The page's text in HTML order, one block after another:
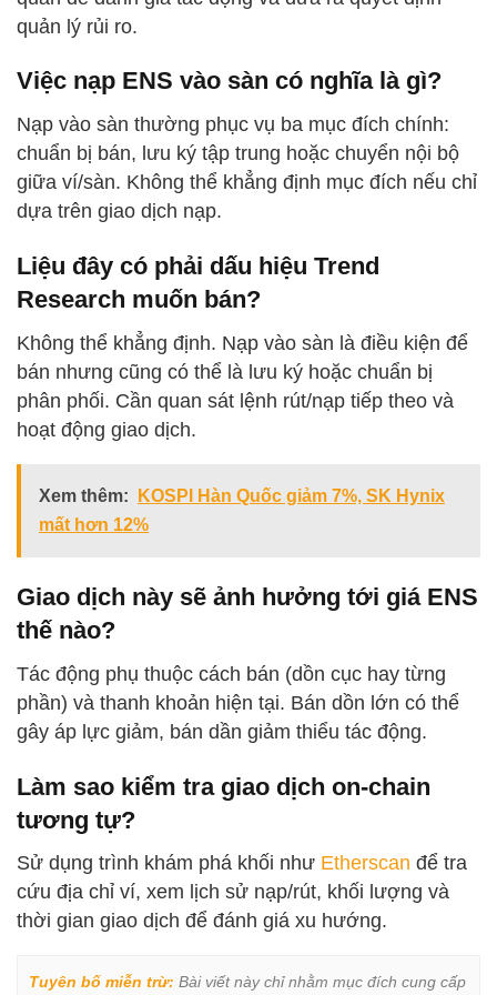
quản lý rủi ro.
Việc nạp ENS vào sàn có nghĩa là gì?
Nạp vào sàn thường phục vụ ba mục đích chính:
chuẩn bị bán, lưu ký tập trung hoặc chuyển nội bộ
giữa ví/sàn. Không thể khẳng định mục đích nếu chỉ
dựa trên giao dịch nạp.
Liệu đây có phải dấu hiệu Trend
Research muốn bán?
Không thể khẳng định. Nạp vào sàn là điều kiện để
bán nhưng cũng có thể là lưu ký hoặc chuẩn bị
phân phối. Cần quan sát lệnh rút/nạp tiếp theo và
hoạt động giao dịch.
Xem thêm:
KOSPI Hàn Quốc giảm 7%, SK Hynix
mất hơn 12%
Giao dịch này sẽ ảnh hưởng tới giá ENS
thế nào?
Tác động phụ thuộc cách bán (dồn cục hay từng
phần) và thanh khoản hiện tại. Bán dồn lớn có thể
gây áp lực giảm, bán dần giảm thiểu tác động.
Làm sao kiểm tra giao dịch on-chain
tương tự?
Sử dụng trình khám phá khối như Etherscan để tra
cứu địa chỉ ví, xem lịch sử nạp/rút, khối lượng và
thời gian giao dịch để đánh giá xu hướng.
Tuyên bố miễn trừ: Bài viết này chỉ nhằm mục đích cung cấp